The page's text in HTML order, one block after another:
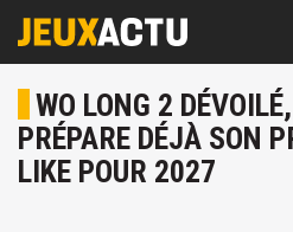
WO LONG 2
PRÉPARE DÉJÀ SON
LIKE POUR 2027